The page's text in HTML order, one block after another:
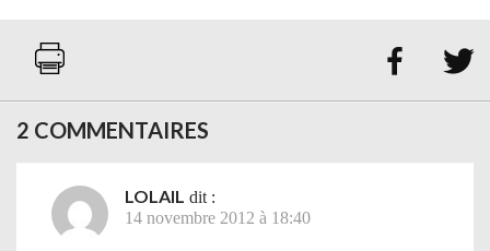
 
2 COMMENTAIRES
LOLAIL dit :
14 novembre 2012 à 18:40